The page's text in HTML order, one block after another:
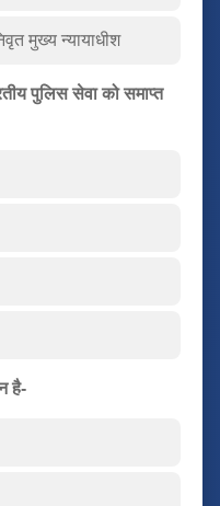
मुख्य न्यायाधीश
पुलिस सेवा को समाप्त
है-